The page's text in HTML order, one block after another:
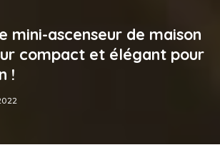
mini-ascenseur de maison
compact et élégant pour
!